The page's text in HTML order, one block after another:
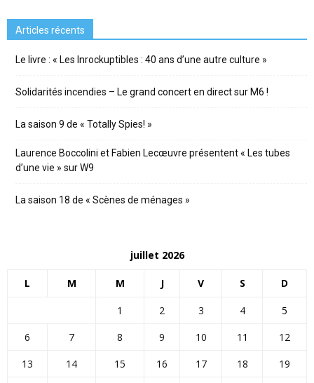
Articles récents
Le livre : « Les Inrockuptibles : 40 ans d’une autre culture »
Solidarités incendies – Le grand concert en direct sur M6 !
La saison 9 de « Totally Spies! »
Laurence Boccolini et Fabien Lecœuvre présentent « Les tubes
d’une vie » sur W9
La saison 18 de « Scènes de ménages »
juillet 2026
L M M J V S D
1 2 3 4
5
6
7 8 9 10 11
12
13
14 15 16 17 18
19